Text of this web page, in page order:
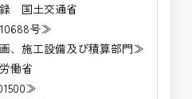
録 国土交通省
号≫
施工設備及び積算部門≫
働省